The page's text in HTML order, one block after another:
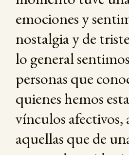
emociones y
nostalgia y de
lo general
personas que
quienes hemos
vínculos afectivos,
aquellas que de